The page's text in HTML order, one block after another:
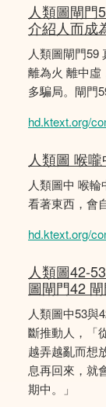
人類圖閘門
介紹人而成
人類圖閘門59
離為火 離中虛
多騙局。閘門
hd.ktext.org/
人類圖 喉
人類圖中 喉
看著東西，會
hd.ktext.org/
人類圖42-
圖閘門42
人類圖中53與
斷推動人，「
越弄越亂而想
息再回來，就
期中。」